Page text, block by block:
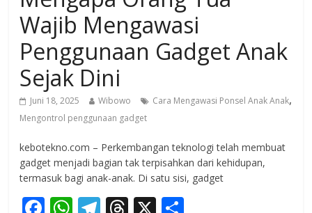
Wajib Mengawasi
Penggunaan Gadget Anak
Sejak Dini
Juni 18, 2025 Wibowo Cara Mengawasi Ponsel Anak Anak,
Mengontrol penggunaan gadget
kebotekno.com – Perkembangan teknologi telah membuat
gadget menjadi bagian tak terpisahkan dari kehidupan,
termasuk bagi anak-anak. Di satu sisi, gadget